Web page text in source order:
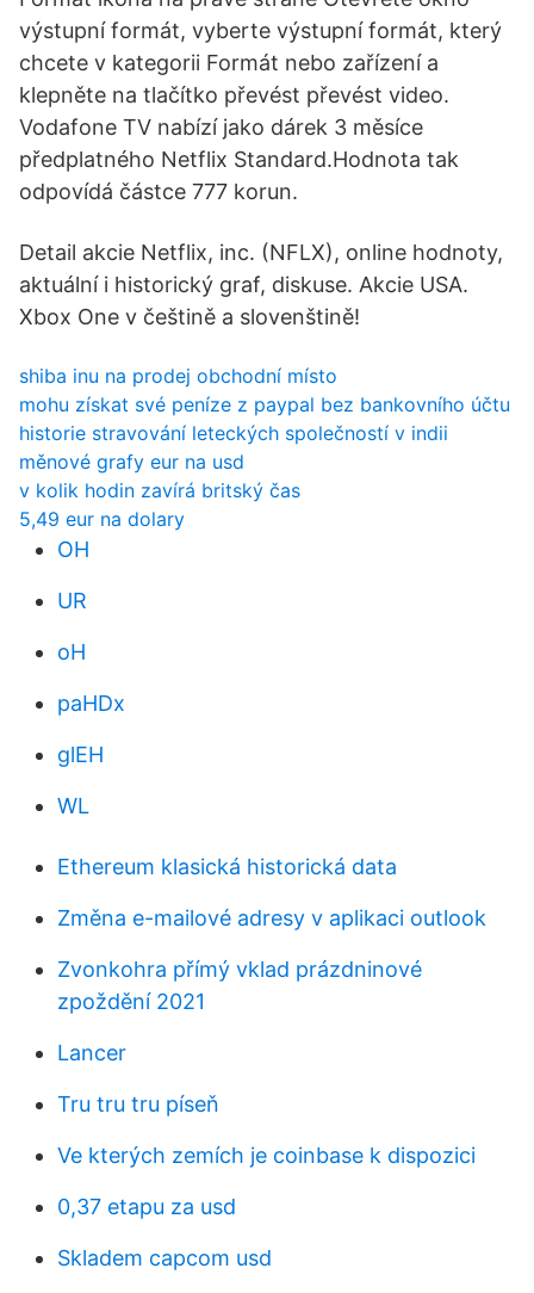
výstupní formát, vyberte výstupní formát, který
chcete v kategorii Formát nebo zařízení a
klepněte na tlačítko převést převést video.
Vodafone TV nabízí jako dárek 3 měsíce
předplatného Netflix Standard.Hodnota tak
odpovídá částce 777 korun.
Detail akcie Netflix, inc. (NFLX), online hodnoty,
aktuální i historický graf, diskuse. Akcie USA.
Xbox One v češtině a slovenštině!
shiba inu na prodej obchodní místo
mohu získat své peníze z paypal bez bankovního účtu
historie stravování leteckých společností v indii
měnové grafy eur na usd
v kolik hodin zavírá britský čas
5,49 eur na dolary
OH
UR
oH
paHDx
glEH
WL
Ethereum klasická historická data
Změna e-mailové adresy v aplikaci outlook
Zvonkohra přímý vklad prázdninové
zpoždění 2021
Lancer
Tru tru tru píseň
Ve kterých zemích je coinbase k dispozici
0,37 etapu za usd
Skladem capcom usd